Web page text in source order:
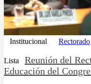
Institucional Rectorado
Lista
Reunión del
Educación del